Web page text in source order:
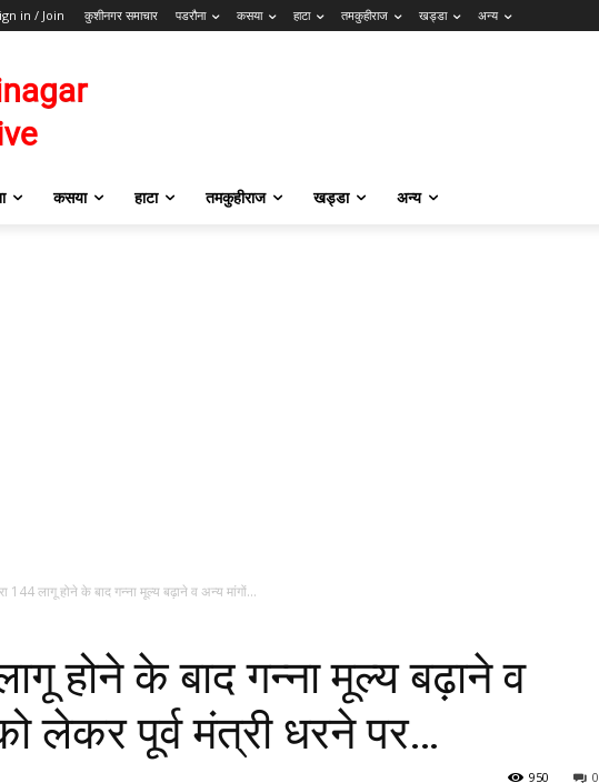
in / Join कुशीनगर समाचार पडरौना कसया हाटा तमकुहीराज खड्डा अन्य
कसया हाटा तमकुहीराज खड्डा अन्य
144 लागू होने के बाद गन्ना मूल्य बढ़ाने व अन्य मांगों...
होने के बाद गन्ना मूल्य बढ़ाने व
लेकर पूर्व मंत्री धरने पर…
0
950